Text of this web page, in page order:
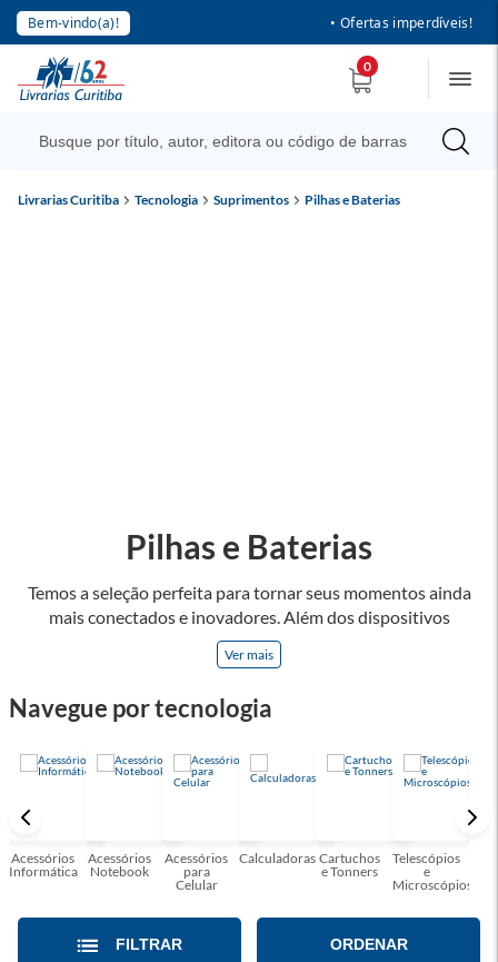
Bem-vindo(a)! • Ofertas imperdíveis!
0
Livrarias Curitiba Tecnologia Suprimentos Pilhas e Baterias
Temos a seleção perfeita para tornar seus momentos ainda
mais conectados e inovadores. Além dos dispositivos
eletrônicos, oferecemos uma variedade de acessórios
projetados para otimizar a funcionalidade e a praticidade dos
e mouses de alta precisão, que são apenas alguns dos itens
Convidamos você a explorar nossa seleção de produtos e se
surpreender com as possibilidades! Faça parte dessa jornada
tecnológica conosco e desfrute de uma experiência única de
Ver mais
Pilhas e Baterias
Navegue por tecnologia
Acessórios
Informática
Acessórios
Notebook
Acessórios
para
Celular
Calculadoras Cartuchos
e Tonners
Telescópios
e
Microscópios
FILTRAR ORDENAR